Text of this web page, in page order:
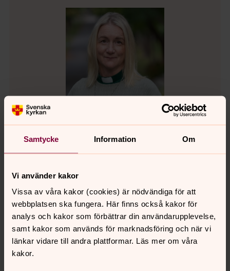
Samtycke Information Om
Vi använder kakor
Vissa av våra kakor (cookies) är nödvändiga för att
webbplatsen ska fungera. Här finns också kakor för
analys och kakor som förbättrar din användarupplevelse,
samt kakor som används för marknadsföring och när vi
länkar vidare till andra plattformar. Läs mer om våra
kakor.
Diakon, Svenska kyrkan Härnösand
Direkt:
0611-288 22
E-post:stina.ostman@svenskakyrkan.se